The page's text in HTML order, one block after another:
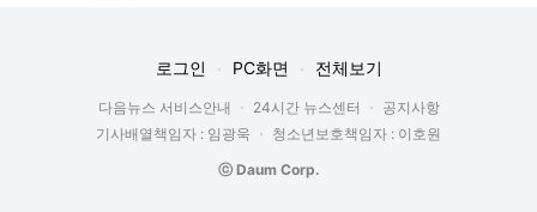
로그인 PC화면 전체보기
다음뉴스 서비스안내 24시간 뉴스센터
공지사항
기사배열책임자 : 임광욱
청소년보호책임자 : 이호원
ⓒ Daum Corp.